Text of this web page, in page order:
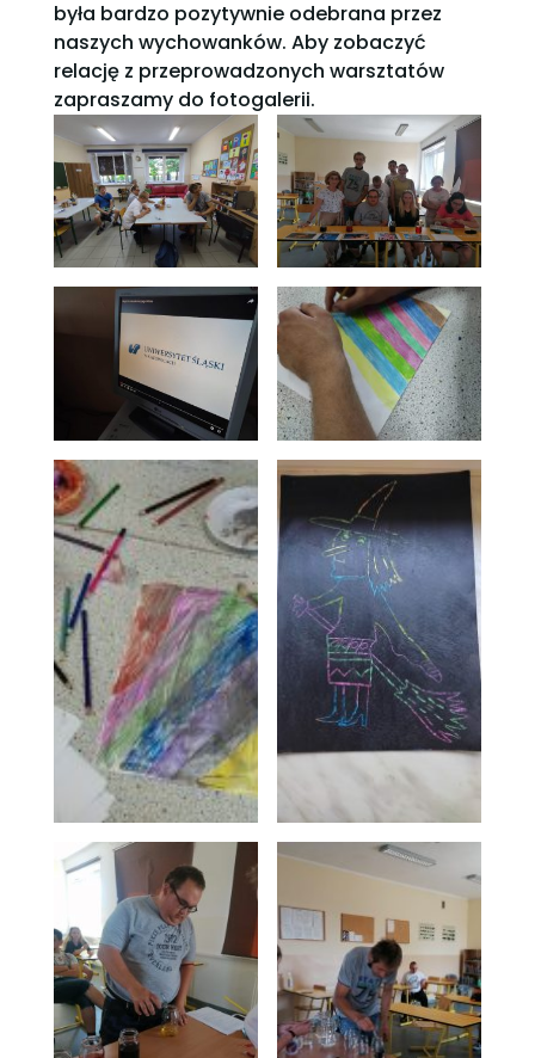
była bardzo pozytywnie odebrana przez
naszych wychowanków. Aby zobaczyć
relację z przeprowadzonych warsztatów
zapraszamy do fotogalerii.